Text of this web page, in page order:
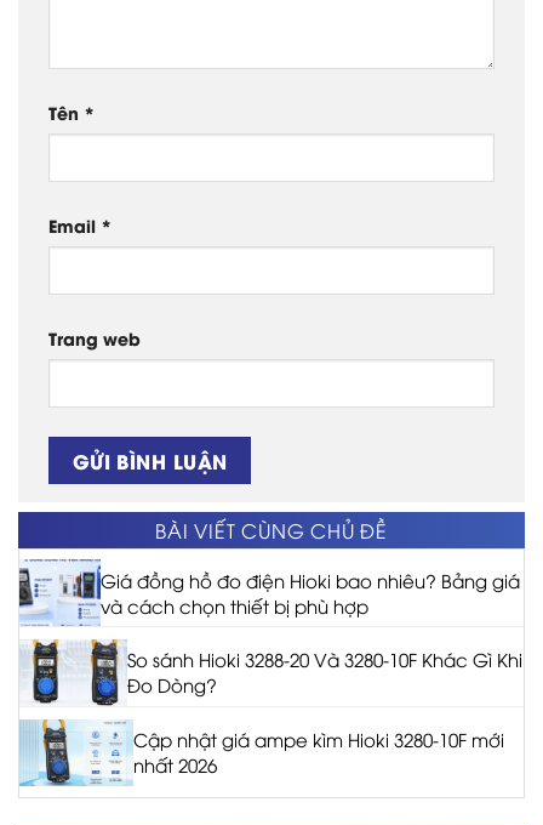
Tên *
Email *
Trang web
BÀI VIẾT CÙNG CHỦ ĐỀ
Giá đồng hồ đo điện Hioki bao nhiêu? Bảng giá
và cách chọn thiết bị phù hợp
So sánh Hioki 3288-20 Và 3280-10F Khác Gì Khi
Đo Dòng?
Cập nhật giá ampe kìm Hioki 3280-10F mới
nhất 2026